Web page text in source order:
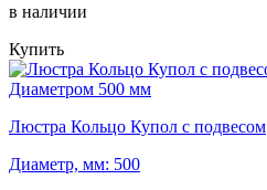
в наличии
Купить
Диаметром 500 мм
Люстра Кольцо Купол с подвесом
Диаметр, мм: 500